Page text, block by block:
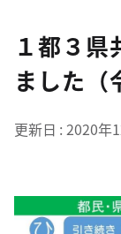
１都３県
ました（
更新日 2020年